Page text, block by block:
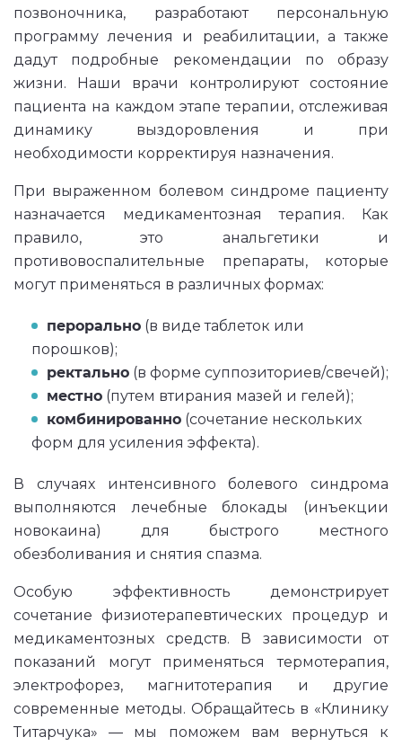
позвоночника, разработают персональную
программу лечения и реабилитации, а также
дадут подробные рекомендации по образу
жизни. Наши врачи контролируют состояние
пациента на каждом этапе терапии, отслеживая
динамику выздоровления и при
необходимости корректируя назначения.
При выраженном болевом синдроме пациенту
назначается медикаментозная терапия. Как
правило, это анальгетики и
противовоспалительные препараты, которые
могут применяться в различных формах:
перорально (в виде таблеток или
порошков);
ректально (в форме суппозиториев/свечей);
местно (путем втирания мазей и гелей);
комбинированно (сочетание нескольких
форм для усиления эффекта).
В случаях интенсивного болевого синдрома
выполняются лечебные блокады (инъекции
новокаина) для быстрого местного
обезболивания и снятия спазма.
Особую эффективность демонстрирует
сочетание физиотерапевтических процедур и
медикаментозных средств. В зависимости от
показаний могут применяться термотерапия,
электрофорез, магнитотерапия и другие
современные методы. Обращайтесь в «Клинику
Титарчука» — мы поможем вам вернуться к